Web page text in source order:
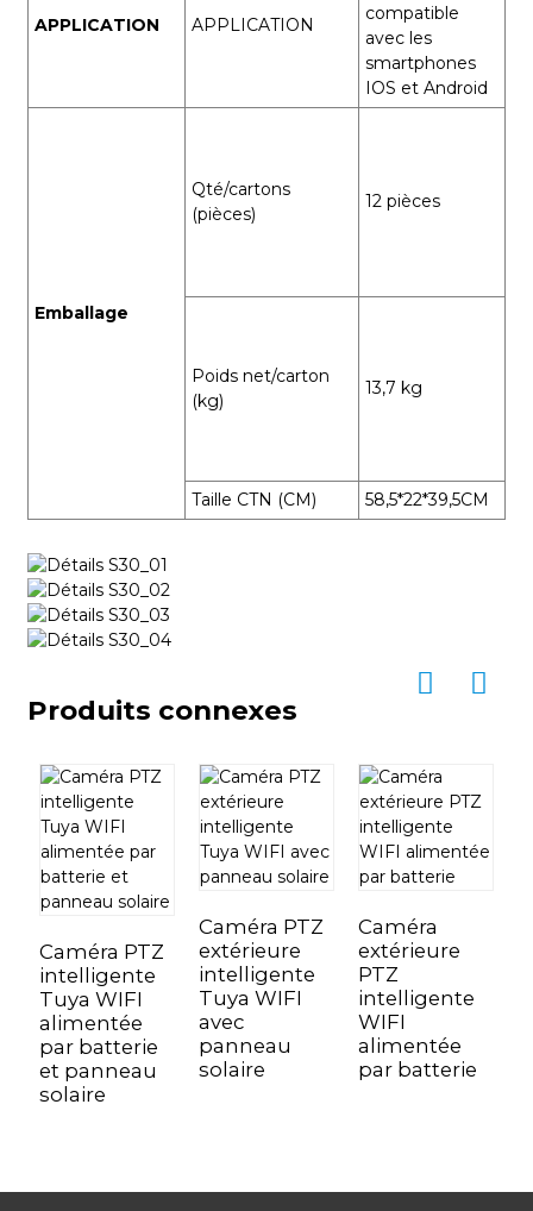
APPLICATION APPLICATION
compatible
avec les
smartphones
IOS et Android
Emballage
Qté/cartons
(pièces)
12 pièces
Poids net/carton
(kg)
13,7 kg
Taille CTN (CM) 58,5*22*39,5CM
Produits connexes
Caméra PTZ
intelligente
Tuya WIFI
alimentée
par batterie
et panneau
solaire
Caméra PTZ
extérieure
intelligente
Tuya WIFI
avec
panneau
solaire
Caméra
extérieure
PTZ
intelligente
WIFI
alimentée
par batterie